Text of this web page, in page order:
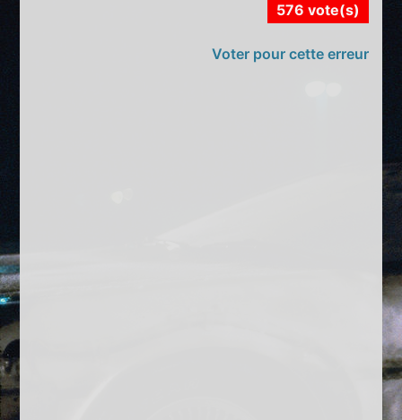
576 vote(s)
Voter pour cette erreur